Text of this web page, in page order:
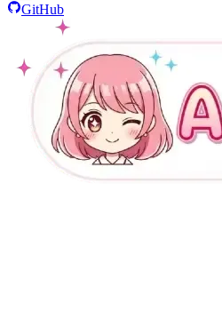
GitHub